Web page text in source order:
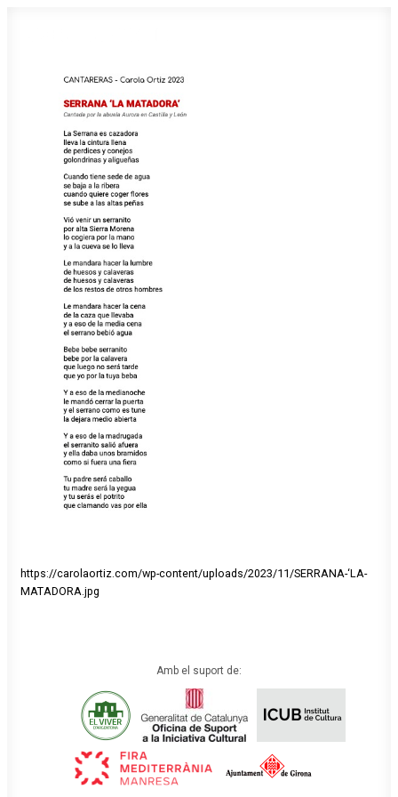
https://carolaortiz.com/wp-content/uploads/2023/11/SERRANA-‘LA-
MATADORA.jpg
Amb el suport de: